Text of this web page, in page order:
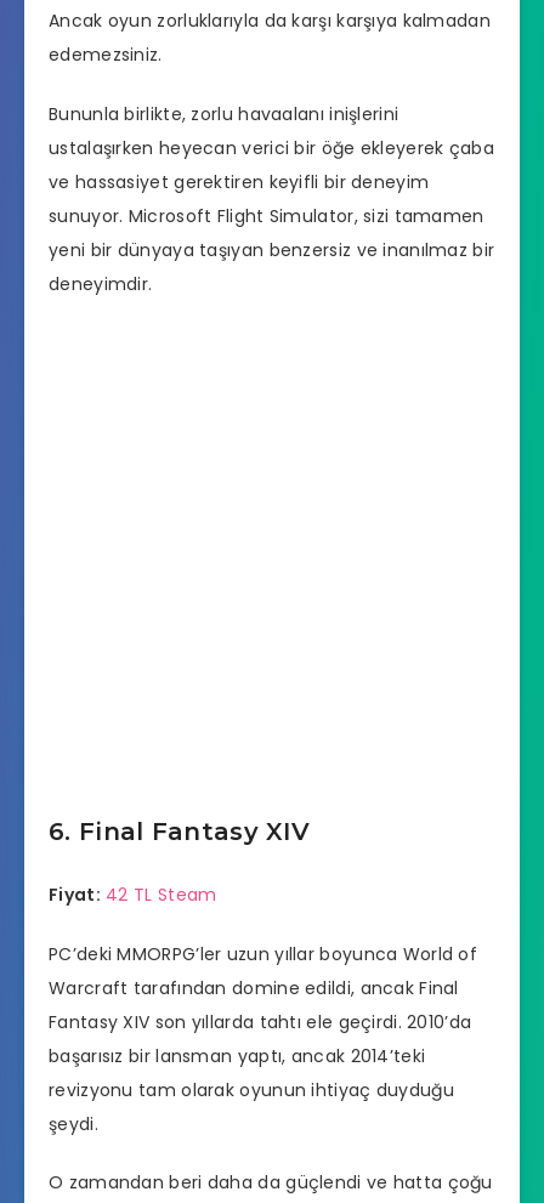
Ancak oyun zorluklarıyla da karşı karşıya kalmadan
edemezsiniz.
Bununla birlikte, zorlu havaalanı inişlerini
ustalaşırken heyecan verici bir öğe ekleyerek çaba
ve hassasiyet gerektiren keyifli bir deneyim
sunuyor. Microsoft Flight Simulator, sizi tamamen
yeni bir dünyaya taşıyan benzersiz ve inanılmaz bir
deneyimdir.
6. Final Fantasy XIV
Fiyat: 42 TL Steam
PC’deki MMORPG’ler uzun yıllar boyunca World of
Warcraft tarafından domine edildi, ancak Final
Fantasy XIV son yıllarda tahtı ele geçirdi. 2010’da
başarısız bir lansman yaptı, ancak 2014’teki
revizyonu tam olarak oyunun ihtiyaç duyduğu
şeydi.
O zamandan beri daha da güçlendi ve hatta çoğu